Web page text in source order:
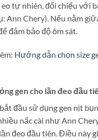
tự nhiên, đối chiếu với
Ann Chery). Nếu nằm
đảm bảo độ ôm sát.
Hướng dẫn chọn size
gen cho lần đeo đầu
đầu sử dụng gen nịt
nấc cài như Ann
đeo đầu tiên. Điều này